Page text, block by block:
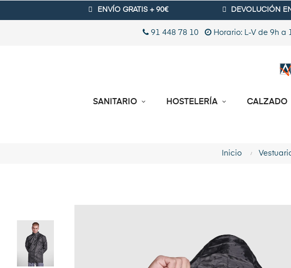
ENVÍO GRATIS + 90€ DEVOLUCIÓN
91 448 78 10 Horario: L-V de 9h a
SANITARIO HOSTELERÍA CALZADO
Inicio